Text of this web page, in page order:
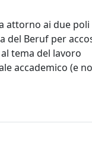
attorno ai due poli
del Beruf per
tema del lavoro
accademico (e